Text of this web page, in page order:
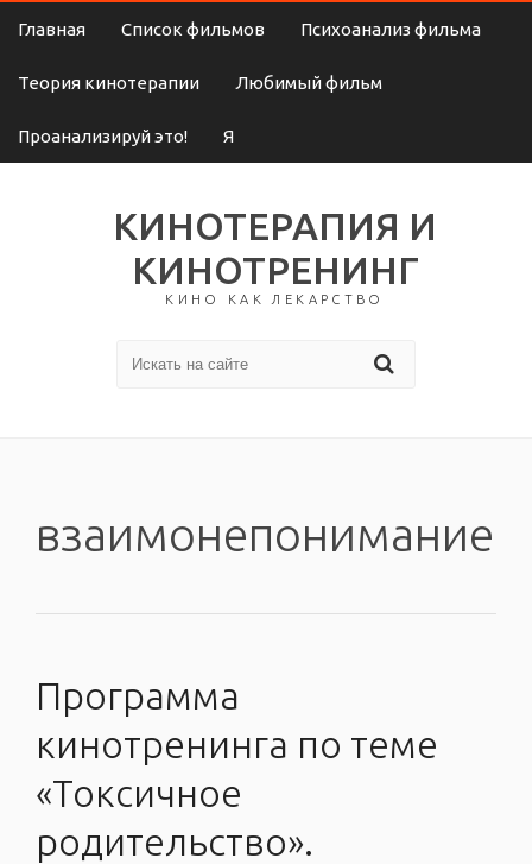
Главная Список фильмов Психоанализ фильма
Теория кинотерапии Любимый фильм
Проанализируй это! Я
КИНОТЕРАПИЯ И
КИНОТРЕНИНГ
КИНО КАК ЛЕКАРСТВО
взаимонепонимание
Программа
кинотренинга по теме
«Токсичное
родительство».